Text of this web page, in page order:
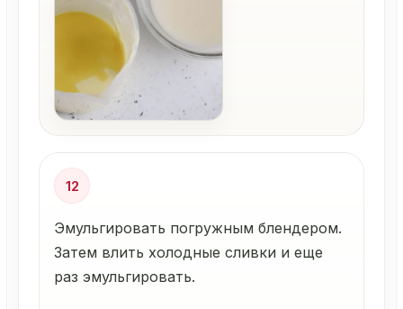
12
Эмульгировать погружным блендером.
Затем влить холодные сливки и еще
раз эмульгировать.